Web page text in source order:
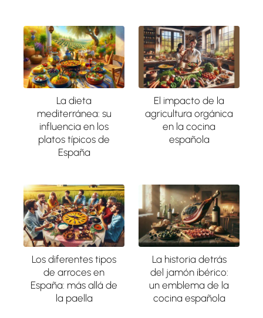
La dieta
mediterránea: su
influencia en los
platos típicos de
España
El impacto de la
agricultura orgánica
en la cocina
española
Los diferentes tipos
de arroces en
España: más allá de
la paella
La historia detrás
del jamón ibérico:
un emblema de la
cocina española